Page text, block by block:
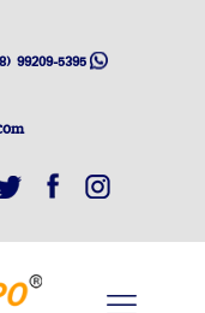
99209-5395